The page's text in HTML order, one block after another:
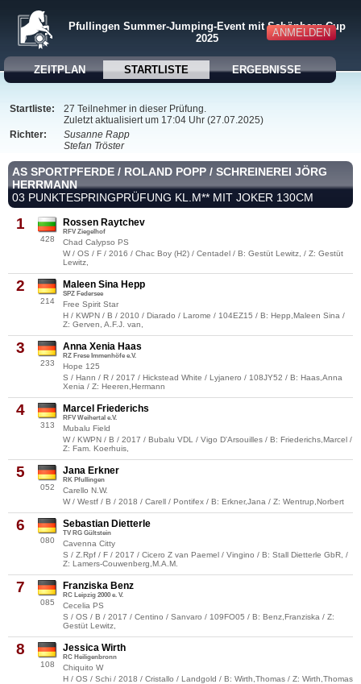
ANMELDEN
Pfullingen Summer-Jumping-Event mit Schönberg-Cup
2025
ZEITPLAN STARTLISTE ERGEBNISSE
Startliste:
27 Teilnehmer in dieser Prüfung.
Zuletzt aktualisiert um 17:04 Uhr (27.07.2025)
Richter:
Susanne Rapp
Stefan Tröster
AS SPORTPFERDE / ROLAND POPP / SCHREINEREI JÖRG
HERRMANN
03 PUNKTESPRINGPRÜFUNG KL.M** MIT JOKER 130CM
1
428
Rossen Raytchev
RFV Ziegelhof
Chad Calypso PS
W / OS / F / 2016 / Chac Boy (H2) / Centadel / B: Gestüt Lewitz, / Z: Gestüt
Lewitz,
2
214
Maleen Sina Hepp
SPZ Federsee
Free Spirit Star
H / KWPN / B / 2010 / Diarado / Larome / 104EZ15 / B: Hepp,Maleen Sina /
Z: Gerven, A.F.J. van,
3
233
Anna Xenia Haas
RZ Frese Immenhöfe e.V.
Hope 125
S / Hann / R / 2017 / Hickstead White / Lyjanero / 108JY52 / B: Haas,Anna
Xenia / Z: Heeren,Hermann
4
313
Marcel Friederichs
RFV Weihertal e.V.
Mubalu Field
W / KWPN / B / 2017 / Bubalu VDL / Vigo D'Arsouilles / B: Friederichs,Marcel /
Z: Fam. Koerhuis,
5
052
Jana Erkner
RK Pfullingen
Carello N.W.
W / Westf / B / 2018 / Carell / Pontifex / B: Erkner,Jana / Z: Wentrup,Norbert
6
080
Sebastian Dietterle
TV RG Gültstein
Cavenna Citty
S / Z.Rpf / F / 2017 / Cicero Z van Paemel / Vingino / B: Stall Dietterle GbR, /
Z: Lamers-Couwenberg,M.A.M.
7
085
Franziska Benz
RC Leipzig 2000 e. V.
Cecelia PS
S / OS / B / 2017 / Centino / Sanvaro / 109FO05 / B: Benz,Franziska / Z:
Gestüt Lewitz,
8
108
Jessica Wirth
RC Heiligenbronn
Chiquito W
H / OS / Schi / 2018 / Cristallo / Landgold / B: Wirth,Thomas / Z: Wirth,Thomas